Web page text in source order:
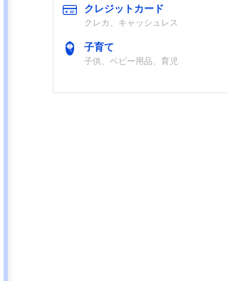
クレジットカード
クレカ、キャッシュレス
子育て
子供、ベビー用品、育児